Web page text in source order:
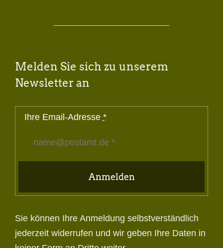
Melden Sie sich zu unserem
Newsletter an
Ihre Email-Adresse *
Anmelden
Sie können Ihre Anmeldung selbstverständlich
jederzeit widerrufen und wir geben Ihre Daten in